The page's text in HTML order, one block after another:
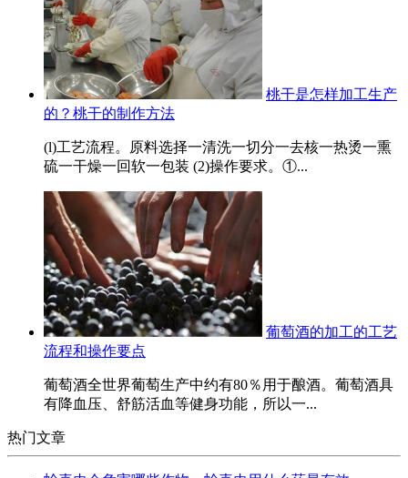
桃干是怎样加工生产
的？桃干的制作方法
(l)工艺流程。原料选择一清洗一切分一去核一热烫一熏
硫一干燥一回软一包装 (2)操作要求。①...
葡萄酒的加工的工艺
流程和操作要点
葡萄酒全世界葡萄生产中约有80％用于酿酒。葡萄酒具
有降血压、舒筋活血等健身功能，所以一...
热门文章